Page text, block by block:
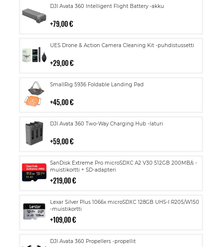
DJI Avata 360 Intelligent Flight Battery -akku
79,00 €
Lisää
UES Drone & Action Camera Cleaning Kit -puhdistussetti
29,00 €
Lisää
SmallRig 5936 Foldable Landing Pad
45,00 €
Lisää
DJI Avata 360 Two-Way Charging Hub -laturi
59,00 €
Lisää
SanDisk Extreme Pro microSDXC A2 V30 512GB 200MB/s -
muistikortti + SD-adapteri
219,00 €
Lisää
ostoskoriin
Lexar Silver Plus 1066x microSDXC 128GB UHS-I R205/W150
-muistikortti
109,00 €
Lisää
ostoskoriin
DJI Avata 360 Propellers -propellit
Lisää